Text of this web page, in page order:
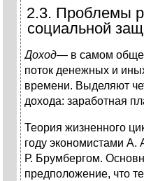
2.3. Проблемы
социальной
Доход— в самом
поток денежных и
времени. Выделяют
дохода: заработная
Теория жизненного
году экономистами
Р. Брумбергом.
предположение, что